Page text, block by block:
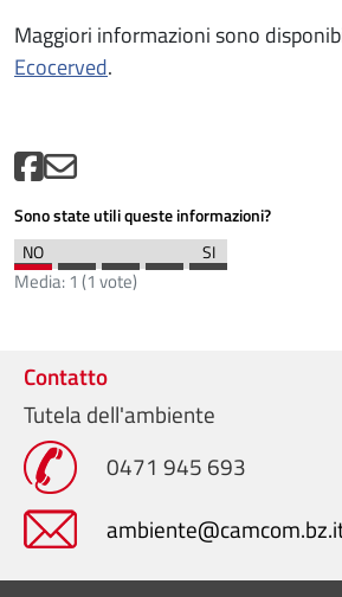
Maggiori informazioni sono
Ecocerved.
Sono state utili queste informazioni?
Media:1 (1 vote)
Contatto
Tutela dell'ambiente
0471 945 693